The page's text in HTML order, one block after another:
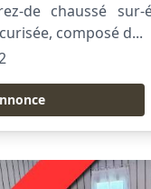
de chaussé sur-
composé d...